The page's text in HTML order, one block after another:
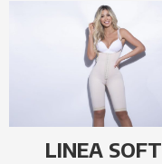
LINEA SOFT